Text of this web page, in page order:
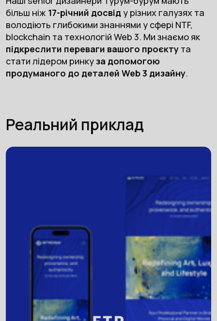
більш ніж 17-річний досвіду різних галузях та
володіють глибокими знаннями у сфері NTF,
blockchain та технологій Web 3. Ми знаємо як
підкреслити переваги вашого проєктута
стати лідером ринкуза допомогою
продуманого до деталей Web 3 дизайну.
Реальний приклад